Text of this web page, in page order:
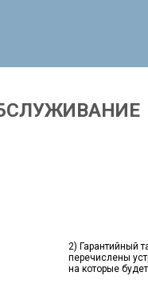
2) Гарантийный
перечислены
на которые